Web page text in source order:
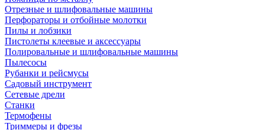
Отрезные и шлифовальные машины
Перфораторы и отбойные молотки
Пилы и лобзики
Пистолеты клеевые и аксессуары
Полировальные и шлифовальные машины
Пылесосы
Рубанки и рейсмусы
Садовый инструмент
Сетевые дрели
Станки
Термофены
Триммеры и фрезы